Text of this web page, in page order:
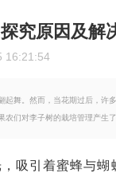
究原因及解
16:21:54
舞。然而，当花期过后，许
们对李子树的栽培管理产生了
引着蜜蜂与蝴